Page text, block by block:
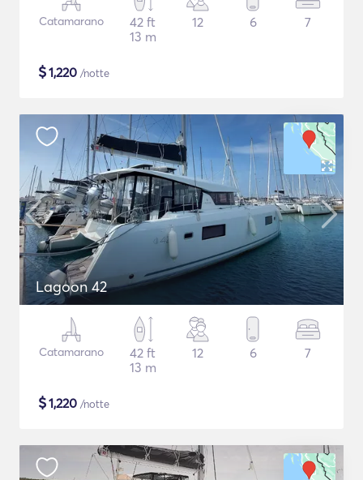
Catamarano
42 ft
13 m
12 6 7
$1,220 /notte
Lagoon 42
Catamarano
42 ft
13 m
12 6 7
$1,220 /notte